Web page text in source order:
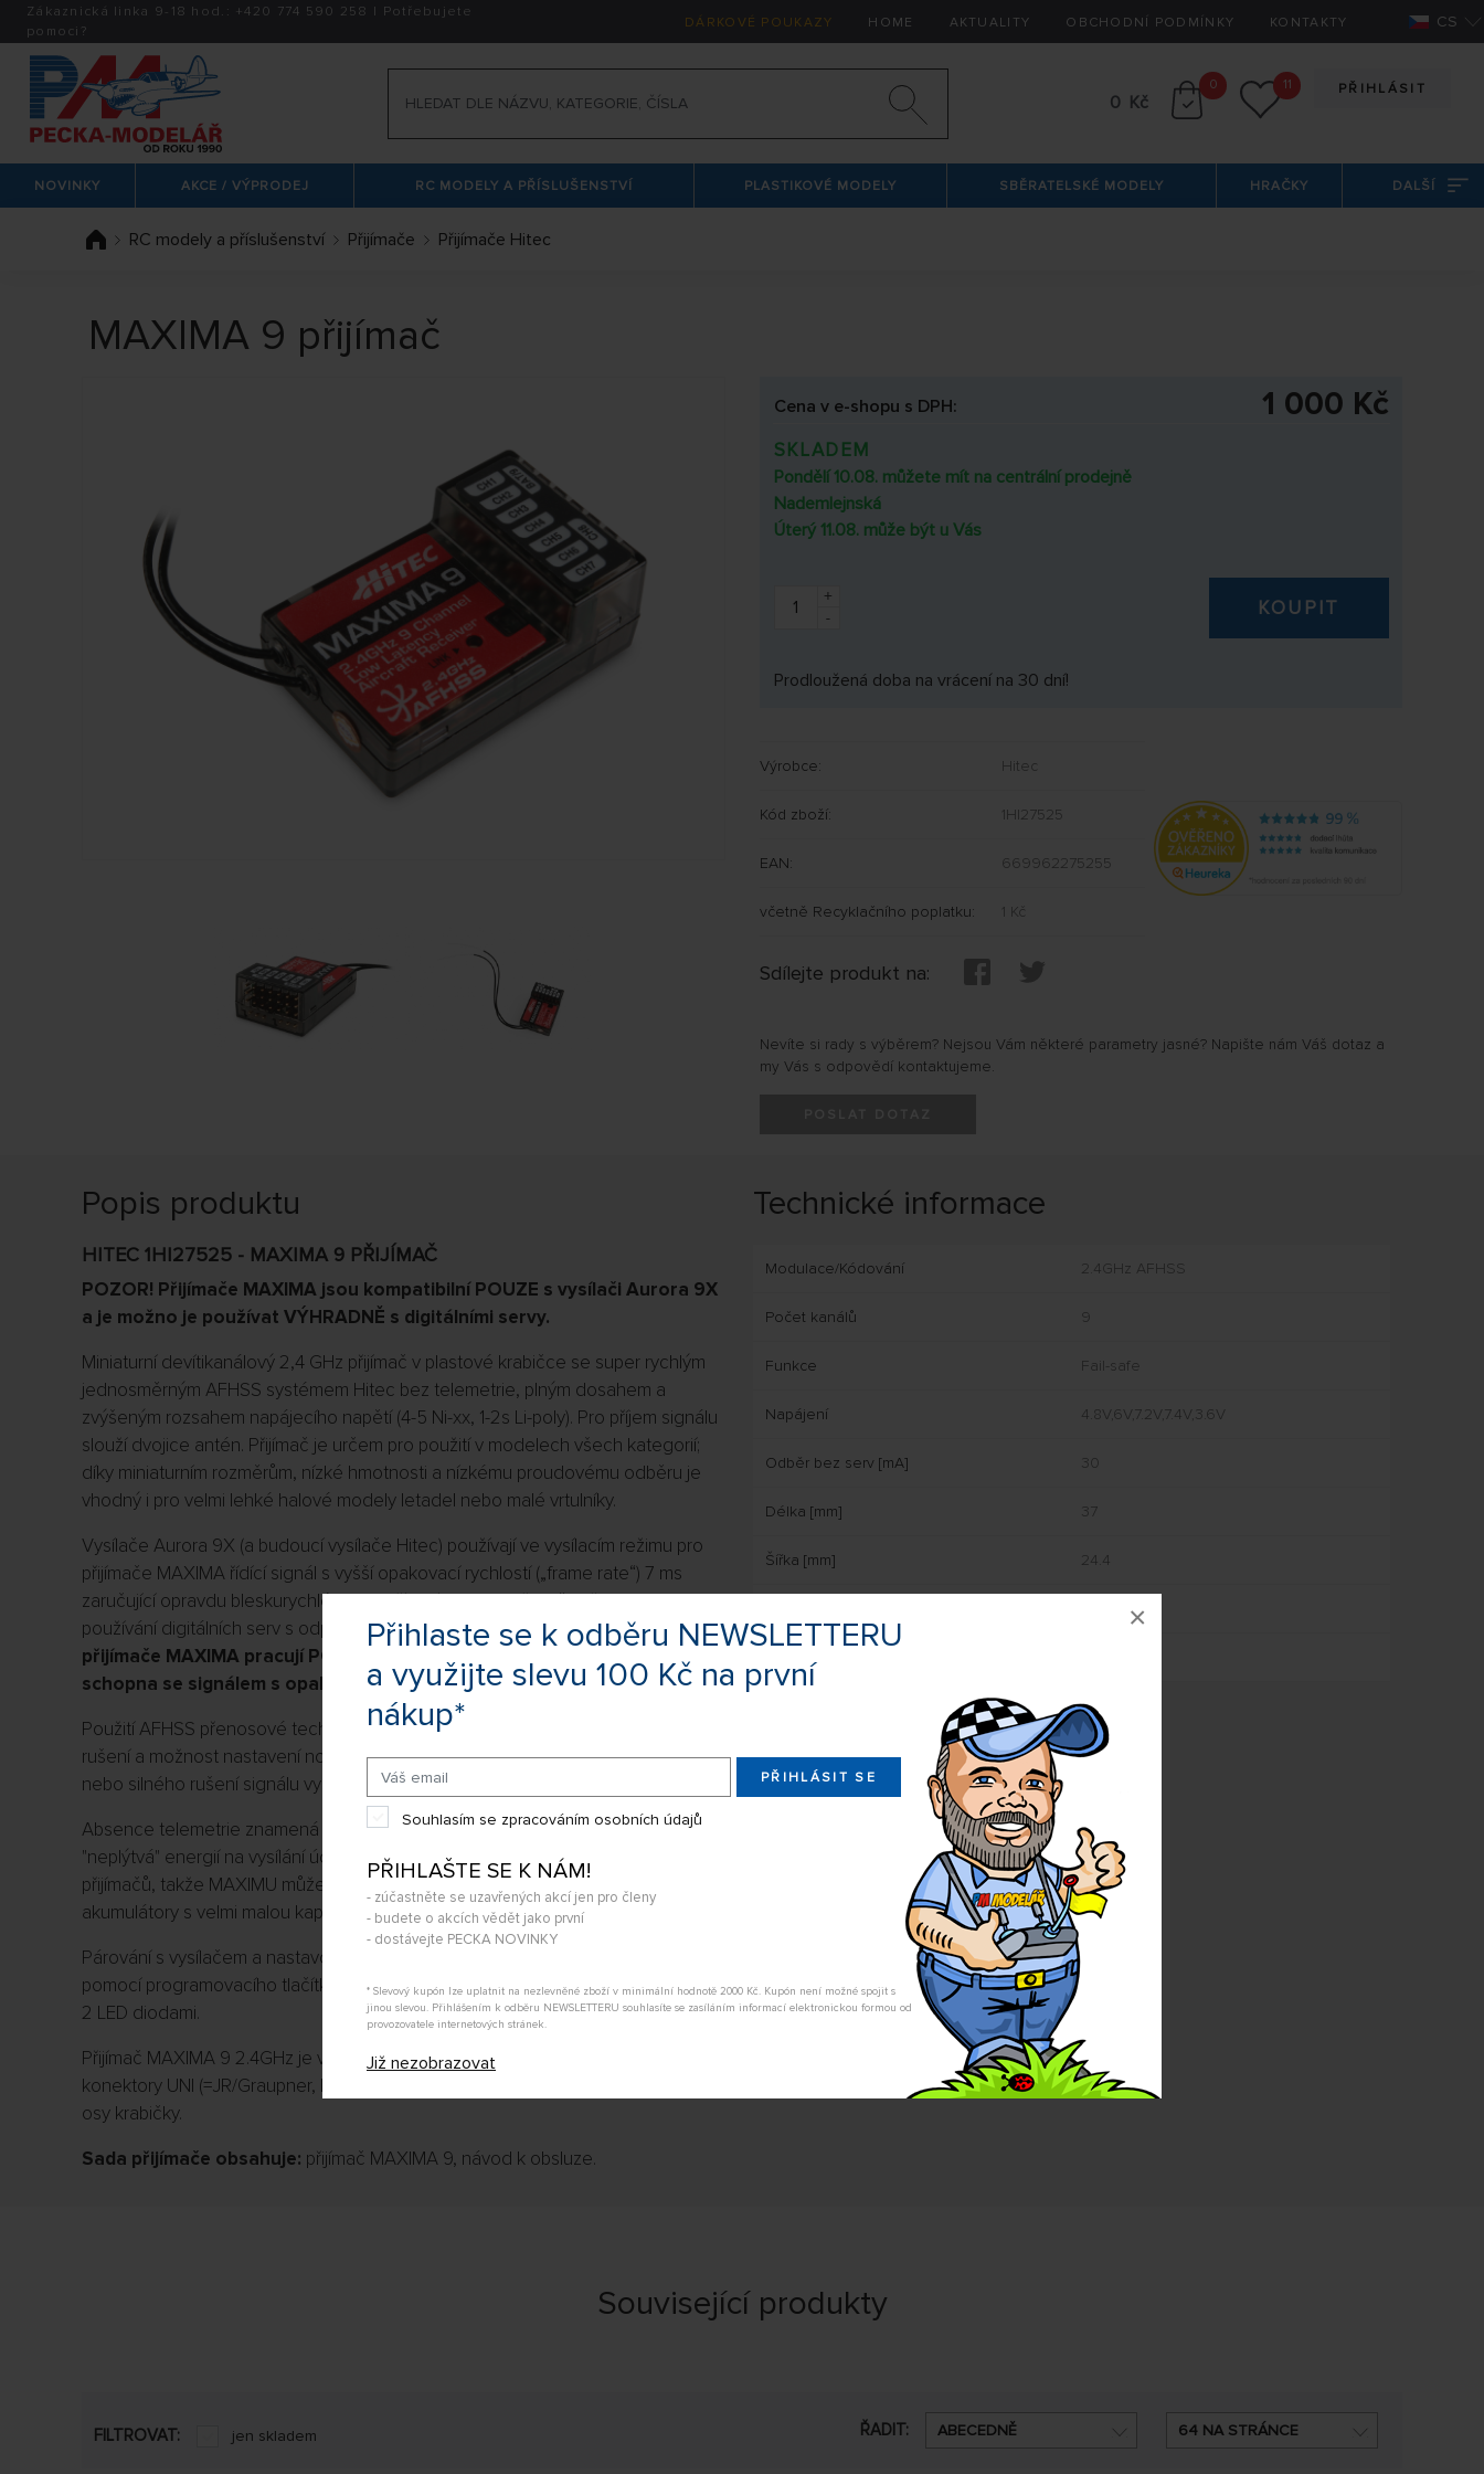
Přihlaste se k odběru NEWSLETTERU
a využijte slevu 100 Kč na první
nákup*
PŘIHLÁSIT SE
Souhlasím se zpracováním osobních údajů
PŘIHLAŠTE SE K NÁM!
- zúčastněte se uzavřených akcí jen pro členy
- budete o akcích vědět jako první
- dostávejte PECKA NOVINKY
* Slevový kupón lze uplatnit na nezlevněné zboží v minimální hodnotě 2000 Kč. Kupón není možné spojit s
jinou slevou. Přihlášením k odběru NEWSLETTERU souhlasíte se zasíláním informací elektronickou formou od
provozovatele internetových stránek.
Již nezobrazovat
×
Zákaznická linka 9-18 hod.: +420 774 590 258 | Potřebujete
pomoci?
DÁRKOVÉ POUKAZY HOME AKTUALITY OBCHODNÍ PODMÍNKY KONTAKTY CS
PŘIHLÁSIT
0 Kč
0 11
NOVINKY AKCE / VÝPRODEJ RC MODELY A PŘÍSLUŠENSTVÍ PLASTIKOVÉ MODELY SBĚRATELSKÉ MODELY HRAČKY DALŠÍ
RC modely a příslušenství Přijímače Přijímače Hitec
MAXIMA 9 přijímač
Cena v e-shopu s DPH: 1 000 Kč
SKLADEM
Pondělí 10.08. můžete mít na centrální prodejně
Nademlejnská
Úterý 11.08. může být u Vás
+
-
KOUPIT
Prodloužená doba na vrácení na 30 dní!
Výrobce: Hitec
Kód zboží: 1HI27525
EAN: 669962275255
včetně Recyklačního poplatku: 1 Kč
Sdílejte produkt na:
Nevíte si rady s výběrem? Nejsou Vám některé parametry jasné? Napište nám Váš dotaz a
my Vás s odpovědí kontaktujeme.
Popis produktu
HITEC 1HI27525 - MAXIMA 9 PŘIJÍMAČ
POZOR! Přijímače MAXIMA jsou kompatibilní POUZE s vysílači Aurora 9X
a je možno je používat VÝHRADNĚ s digitálními servy.
Miniaturní devítikanálový 2,4 GHz přijímač v plastové krabičce se super rychlým
jednosměrným AFHSS systémem Hitec bez telemetrie, plným dosahem a
zvýšeným rozsahem napájecího napětí (4-5 Ni-xx, 1-2s Li-poly). Pro příjem signálu
slouží dvojice antén. Přijímač je určem pro použití v modelech všech kategorií;
díky miniaturním rozměrům, nízké hmotnosti a nízkému proudovému odběru je
vhodný i pro velmi lehké halové modely letadel nebo malé vrtulníky.
Vysílače Aurora 9X (a budoucí vysílače Hitec) používají ve vysílacím režimu pro
přijímače MAXIMA řídící signál s vyšší opakovací rychlostí („frame rate“) 7 ms
zaručující opravdu bleskurychlé reakce řízení. To samozřejmě vyžaduje
používání digitálních serv s odpovídajícími parametry – v důsledku toho
přijímače MAXIMA pracují POUZE s digitálními servy, analogová nejsou
schopna se signálem s opakovací rychlostí 7 ms fungovat).
Použití AFHSS přenosové technologie přináší také vysokou odolnost vůči
rušení a možnost nastavení nouzových výchylek (fail-safe) pro případ výpadku
nebo silného rušení signálu vysílače.
Absence telemetrie znamená snížení proudového odběru přijímače (který již
"neplýtvá" energií na vysílání údajů zpátky do vysílače) na úroveň obvyklou u FM
přijímačů, takže MAXIMU můžete bezpečně používat i v modelech s
akumulátory s velmi malou kapacitou.
Párování s vysílačem a nastavování fail-safe nouzových výchylek se provádí s
pomocí programovacího tlačítka SET na přijímači, provozní stavy jsou indikovány
2 LED diodami.
Přijímač MAXIMA 9 2.4GHz je vybaven kontaktovými lištami pro standardní
konektory UNI (=JR/Graupner, Hitec, Futaba) orientovanými ve směru podélné
osy krabičky.
Sada přijímače obsahuje: přijímač MAXIMA 9, návod k obsluze.
Technické informace
Modulace/Kódování 2.4GHz AFHSS
Počet kanálů 9
Funkce Fail-safe
Napájení 4.8V,6V,7.2V,7.4V,3.6V
Odběr bez serv [mA] 30
Délka [mm] 37
Šířka [mm] 24.4
Související produkty
FILTROVAT: jen skladem ŘADIT: ABECEDNĚ 64 NA STRÁNCE